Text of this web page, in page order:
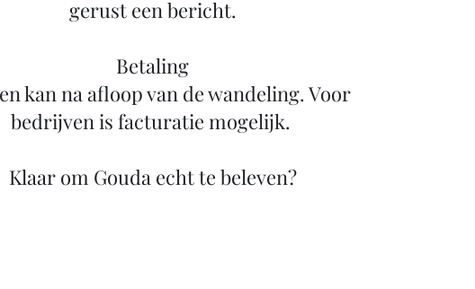
gerust een bericht.
Betaling
kan na afloop van de wandeling. Voor
bedrijven is facturatie mogelijk.
Klaar om Gouda echt te beleven?